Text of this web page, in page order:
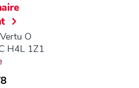
O
H4L 1Z1